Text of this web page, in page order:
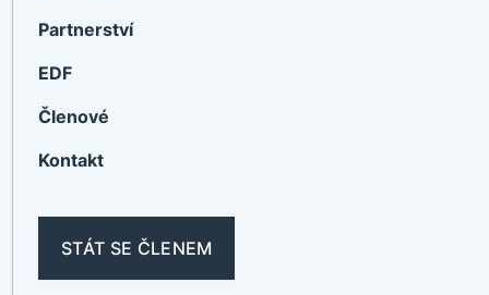
Partnerství
EDF
Členové
Kontakt
STÁT SE ČLENEM